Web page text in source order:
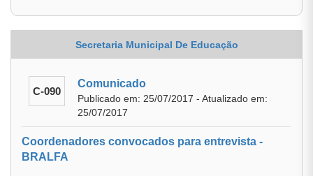
Secretaria Municipal De Educação
C-090
Comunicado
Publicado em: 25/07/2017 - Atualizado em:
25/07/2017
Coordenadores convocados para entrevista -
BRALFA